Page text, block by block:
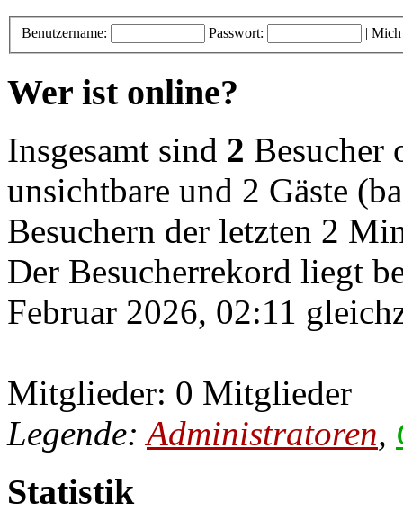
Benutzername: Passwort: | Mich
Wer ist online?
Insgesamt sind 2 Besucher
unsichtbare und 2 Gäste
Besuchern der letzten 2
Der Besucherrekord liegt
Februar 2026, 02:11
Mitglieder: 0 Mitglieder
Legende:Administratoren,
Statistik